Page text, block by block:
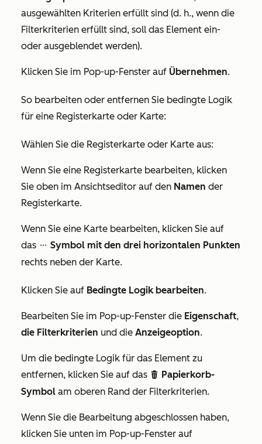
ausgewählten Kriterien erfüllt sind (d. h., wenn die
Filterkriterien erfüllt sind, soll das Element ein-
oder ausgeblendet werden).
Klicken Sie im Pop-up-Fenster auf Übernehmen.
So bearbeiten oder entfernen Sie bedingte Logik
für eine Registerkarte oder Karte:
Wählen Sie die Registerkarte oder Karte aus:
Wenn Sie eine Registerkarte bearbeiten, klicken
Sie oben im Ansichtseditor auf den Namen der
Registerkarte.
Wenn Sie eine Karte bearbeiten, klicken Sie auf
das ellipses Symbol mit den drei horizontalen Punkten
rechts neben der Karte.
Klicken Sie auf Bedingte Logik bearbeiten.
Bearbeiten Sie im Pop-up-Fenster die Eigenschaft,
die Filterkriterien und die Anzeigeoption.
Um die bedingte Logik für das Element zu
entfernen, klicken Sie auf das delete Papierkorb-
Symbol am oberen Rand der Filterkriterien.
Wenn Sie die Bearbeitung abgeschlossen haben,
klicken Sie unten im Pop-up-Fenster auf